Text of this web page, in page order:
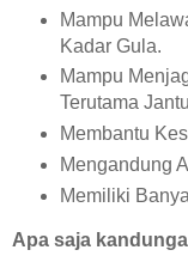
Mampu
Kadar Gula.
Mampu
Terutama
Membantu
Mengandung
Memiliki
Apa saja